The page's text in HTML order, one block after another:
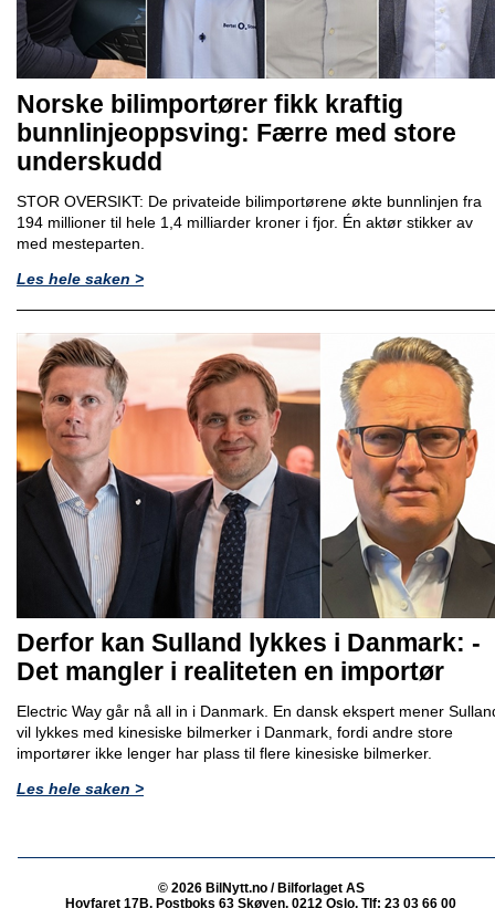
Norske bilimportører fikk kraftig
bunnlinjeoppsving: Færre med store
underskudd
STOR OVERSIKT: De privateide bilimportørene økte bunnlinjen fra
194 millioner til hele 1,4 milliarder kroner i fjor. Én aktør stikker av
med mesteparten.
Les hele saken >
Derfor kan Sulland lykkes i Danmark: -
Det mangler i realiteten en importør
Electric Way går nå all in i Danmark. En dansk ekspert mener
vil lykkes med kinesiske bilmerker i Danmark, fordi andre store
importører ikke lenger har plass til flere kinesiske bilmerker.
Les hele saken >
© 2026 BilNytt.no / Bilforlaget AS
Hovfaret 17B, Postboks 63 Skøyen, 0212 Oslo, Tlf: 23 03 66 00